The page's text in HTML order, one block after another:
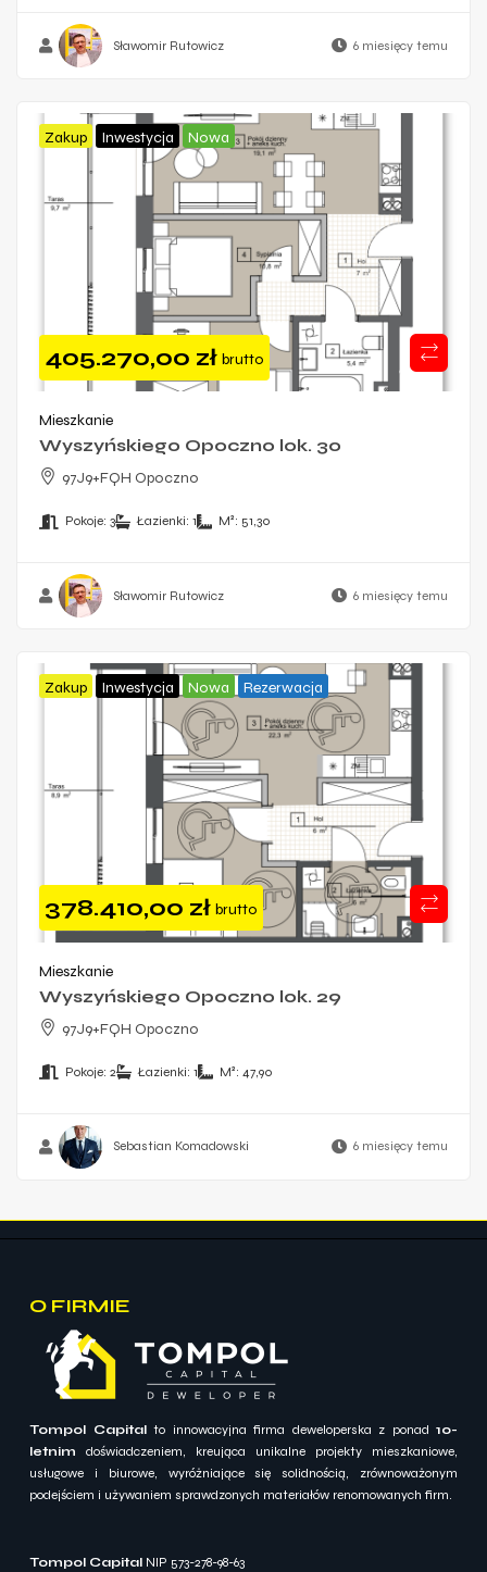
Sławomir Rutowicz 6 miesięcy temu
Zakup Inwestycja Nowa
405.270,00 zł brutto
Mieszkanie
Wyszyńskiego Opoczno lok. 30
97J9+FQH Opoczno
Pokoje: 3 Łazienki: 1 M²: 51,30
Sławomir Rutowicz 6 miesięcy temu
Zakup Inwestycja Nowa Rezerwacja
378.410,00 zł brutto
Mieszkanie
Wyszyńskiego Opoczno lok. 29
97J9+FQH Opoczno
Pokoje: 2 Łazienki: 1 M²: 47,90
Sebastian Komadowski 6 miesięcy temu
O FIRMIE
Tompol Capitalto innowacyjna firma deweloperska z ponad 10-
letnim doświadczeniem, kreująca unikalne projekty mieszkaniowe,
usługowe i biurowe, wyróżniające się solidnością, zrównoważonym
podejściem i używaniem sprawdzonych materiałów renomowanych firm.
Tompol Capital NIP 573-278-98-63